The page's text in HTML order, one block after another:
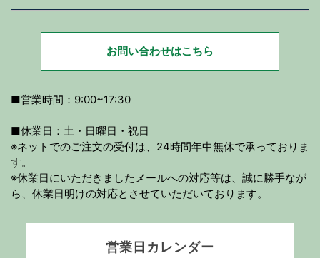
お問い合わせはこちら
■営業時間：9:00~17:30
■休業日：土・日曜日・祝日
※ネットでのご注文の受付は、24時間年中無休で承っておりま
す。
※休業日にいただきましたメールへの対応等は、誠に勝手なが
ら、休業日明けの対応とさせていただいております。
営業日カレンダー